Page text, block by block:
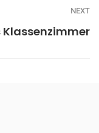
NEXT
Klassenzimmer